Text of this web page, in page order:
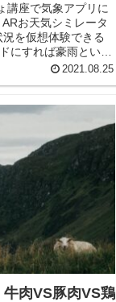
講座で気象アプリに
お天気シミレータ
を仮想体験できる
にすれば豪雨という
2021.08.25
肉VS豚肉VS鶏